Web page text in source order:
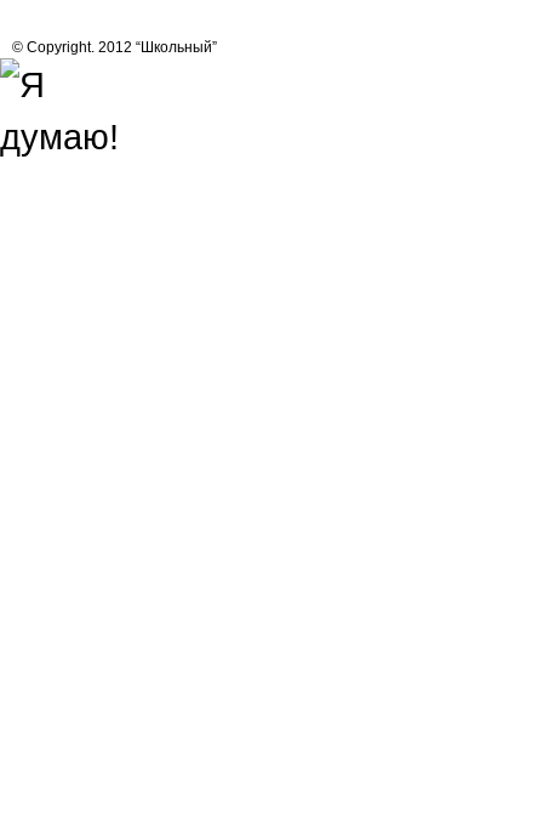
© Copyright. 2012 “Школьный”